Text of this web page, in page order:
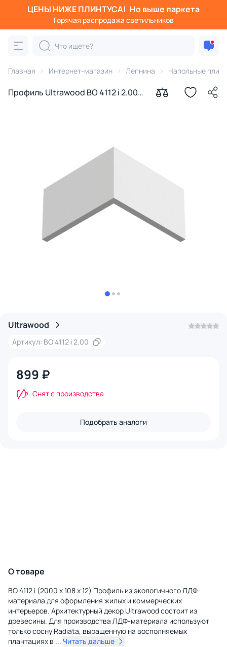
ЦЕНЫ НИЖЕ ПЛИНТУСА! Но выше паркета
Горячая распродажа светильников
Главная Интернет-магазин Лепнина Напольные
Профиль Ultrawood BO 4112 i 2.00
Ultrawood
Артикул: BO 4112 i 2.00
899 ₽
Снят с производства
Подобрать аналоги
О товаре
BO 4112 i (2000 х 108 х 12) Профиль из экологичного ЛДФ-
материала для оформления жилых и коммерческих
интерьеров. Архитектурный декор Ultrawood состоит из
древесины. Для производства ЛДФ-материала используют
только сосну Radiatа, выращенную на восполняемых
плантациях в ... Читать дальше